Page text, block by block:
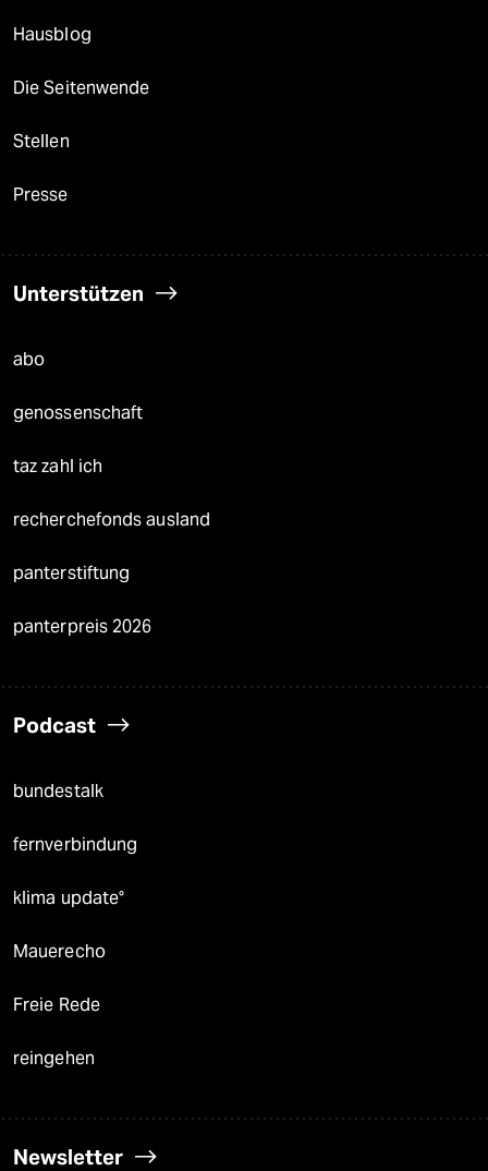
Hausblog
Die Seitenwende
Stellen
Presse
Unterstützen
abo
genossenschaft
taz zahl ich
recherchefonds ausland
panterstiftung
panterpreis 2026
Podcast
bundestalk
fernverbindung
klima update°
Mauerecho
Freie Rede
reingehen
Newsletter